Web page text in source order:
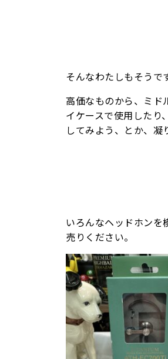
そんなわたしもそうで
高価なものから、ミド
イケースで使用したり
してみよう、とか、凝
いろんなヘッドホン
売りください。